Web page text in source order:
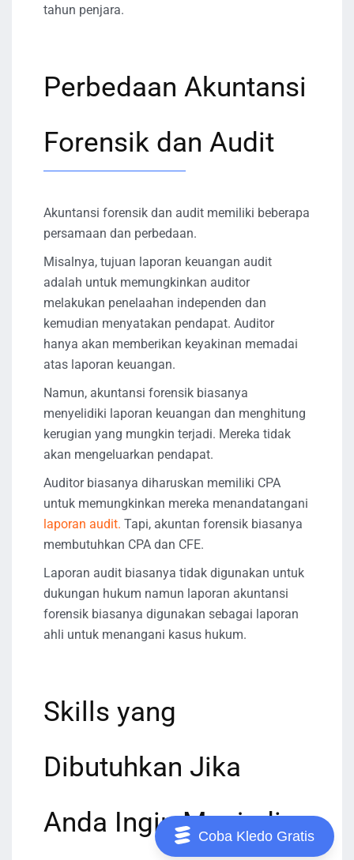
tahun penjara.
Perbedaan Akuntansi
Forensik dan Audit
Akuntansi forensik dan audit memiliki beberapa
persamaan dan perbedaan.
Misalnya, tujuan laporan keuangan audit
adalah untuk memungkinkan auditor
melakukan penelaahan independen dan
kemudian menyatakan pendapat. Auditor
hanya akan memberikan keyakinan memadai
atas laporan keuangan.
Namun, akuntansi forensik biasanya
menyelidiki laporan keuangan dan menghitung
kerugian yang mungkin terjadi. Mereka tidak
akan mengeluarkan pendapat.
Auditor biasanya diharuskan memiliki CPA
untuk memungkinkan mereka menandatangani
laporan audit. Tapi, akuntan forensik biasanya
membutuhkan CPA dan CFE.
Laporan audit biasanya tidak digunakan untuk
dukungan hukum namun laporan akuntansi
forensik biasanya digunakan sebagai laporan
ahli untuk menangani kasus hukum.
Skills yang
Dibutuhkan Jika
Anda Ingin Menjadi
Coba Kledo Gratis